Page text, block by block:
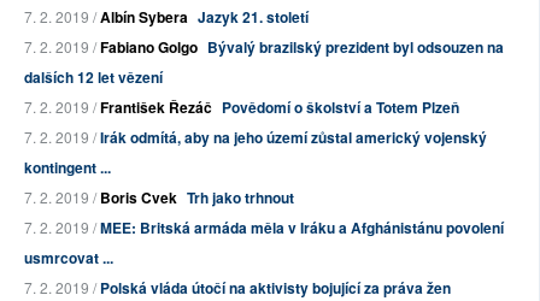
7. 2. 2019 /Albín Sybera Jazyk 21. století
7. 2. 2019 /Fabiano Golgo Bývalý brazilský prezident byl odsouzen na
dalších 12 let vězení
7. 2. 2019 /František Řezáč Povědomí o školství a Totem Plzeň
7. 2. 2019 /Irák odmítá, aby na jeho území zůstal americký vojenský
kontingent ...
7. 2. 2019 /Boris Cvek Trh jako trhnout
7. 2. 2019 /MEE: Britská armáda měla v Iráku a Afghánistánu povolení
usmrcovat ...
7. 2. 2019 /Polská vláda útočí na aktivisty bojující za práva žen